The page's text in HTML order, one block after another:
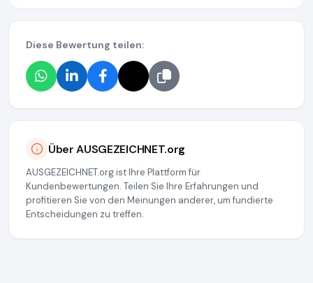
Diese Bewertung teilen:
Über AUSGEZEICHNET.org
AUSGEZEICHNET.org ist Ihre Plattform für
Kundenbewertungen. Teilen Sie Ihre Erfahrungen und
profitieren Sie von den Meinungen anderer, um fundierte
Entscheidungen zu treffen.